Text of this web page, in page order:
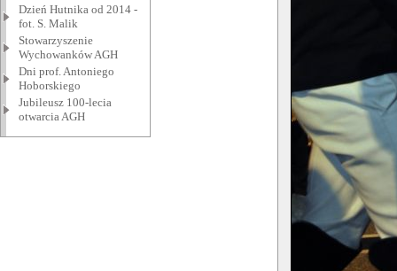
Dzień Hutnika od 2014 -
fot. S. Malik
Stowarzyszenie
Wychowanków AGH
Dni prof. Antoniego
Hoborskiego
Jubileusz 100-lecia
otwarcia AGH